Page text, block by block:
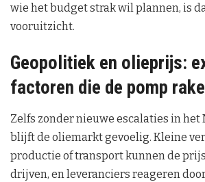
wie het budget strak wil plannen, is
vooruitzicht.
Geopolitiek en olieprijs:
factoren die de pomp
Zelfs zonder nieuwe escalaties in
blijft de oliemarkt gevoelig. Kleine
productie of transport kunnen de
drijven, en leveranciers reageren